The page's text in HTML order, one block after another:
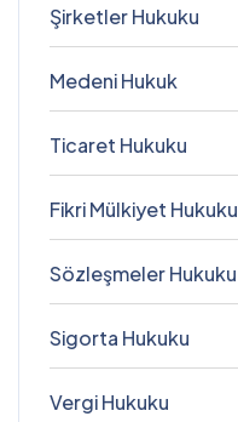
Şirketler Hukuku
Medeni Hukuk
Ticaret Hukuku
Fikri Mülkiyet Hukuku
Sözleşmeler Hukuku
Sigorta Hukuku
Vergi Hukuku